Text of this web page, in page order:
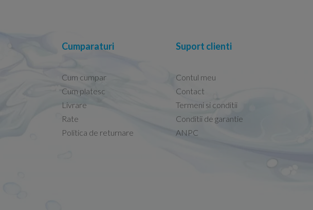
Capacele Grohe sunt de bună calitate și se
Marius -08.02.2026
Cumparaturi
Cum cumpar
Cum platesc
Livrare
Rate
Politica de returnare
Suport clienti
Contul meu
Contact
Termeni si conditii
Conditii de garantie
ANPC